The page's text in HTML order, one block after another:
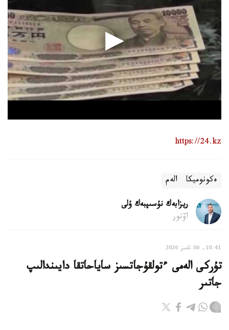
https://24.kz
ەكونوميكا الەم
ريزابەك نۇسىپبەك ۇلى
اۆتور
10:41, 06 تامىز 2026
تۇركى الەمى ءتولقۇجاتسىز ساياحاتقا دايىندالىپ
جاتىر